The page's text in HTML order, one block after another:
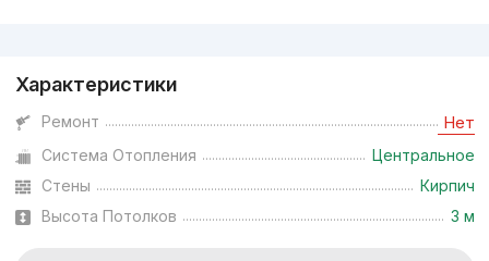
Характеристики
Ремонт Нет
Система Отопления
Центральное
Стены
Кирпич
Высота Потолков
3 м